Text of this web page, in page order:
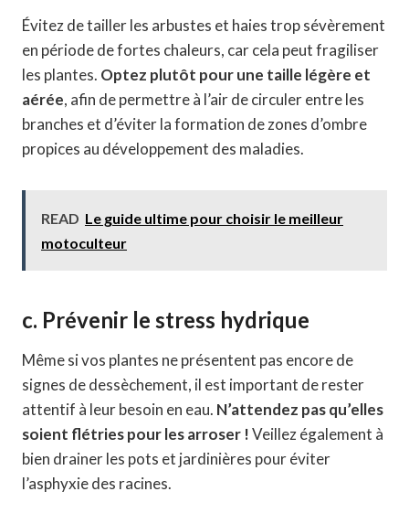
Évitez de tailler les arbustes et haies trop sévèrement
en période de fortes chaleurs, car cela peut fragiliser
les plantes. Optez plutôt pour une taille légère et
aérée, afin de permettre à l’air de circuler entre les
branches et d’éviter la formation de zones d’ombre
propices au développement des maladies.
READ Le guide ultime pour choisir le meilleur
motoculteur
c. Prévenir le stress hydrique
Même si vos plantes ne présentent pas encore de
signes de dessèchement, il est important de rester
attentif à leur besoin en eau. N’attendez pas qu’elles
soient flétries pour les arroser !Veillez également à
bien drainer les pots et jardinières pour éviter
l’asphyxie des racines.